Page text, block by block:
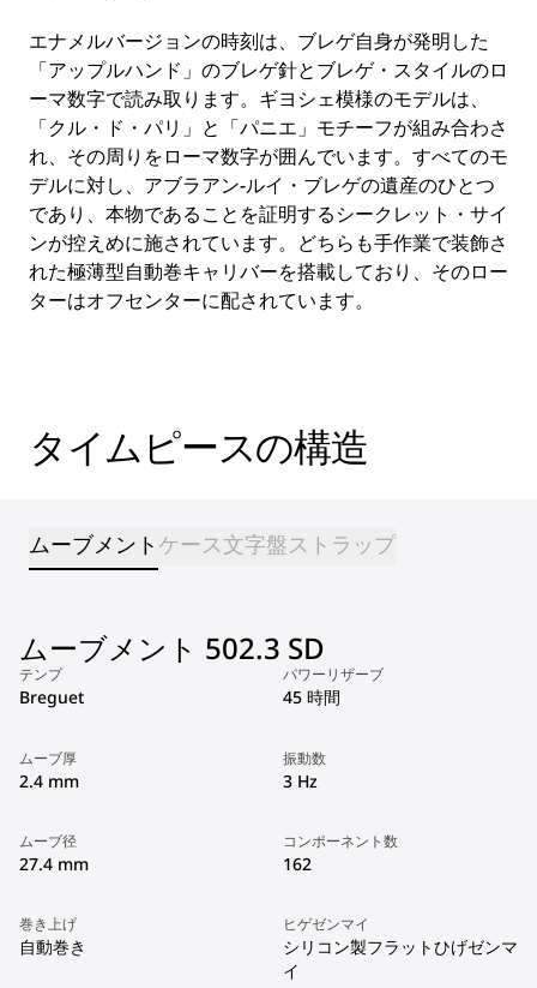
エナメルバージョンの時刻は、ブレゲ自身が発明した
「アップルハンド」のブレゲ針とブレゲ・スタイルのロ
ーマ数字で読み取ります。ギヨシェ模様のモデルは、
「クル・ド・パリ」と「パニエ」モチーフが組み合わさ
れ、その周りをローマ数字が囲んでいます。すべてのモ
デルに対し、アブラアン-ルイ・ブレゲの遺産のひとつ
であり、本物であることを証明するシークレット・サイ
ンが控えめに施されています。どちらも手作業で装飾さ
れた極薄型自動巻キャリバーを搭載しており、そのロー
ターはオフセンターに配されています。
タイムピースの構造
ムーブメント ケース文字盤ストラップ
ムーブメント 502.3 SD
テンプ
Breguet
パワーリザーブ
45 時間
ムーブ厚
2.4 mm
振動数
3 Hz
ムーブ径
27.4 mm
コンポーネント数
162
巻き上げ
自動巻き
ヒゲゼンマイ
シリコン製フラットひげゼンマ
イ